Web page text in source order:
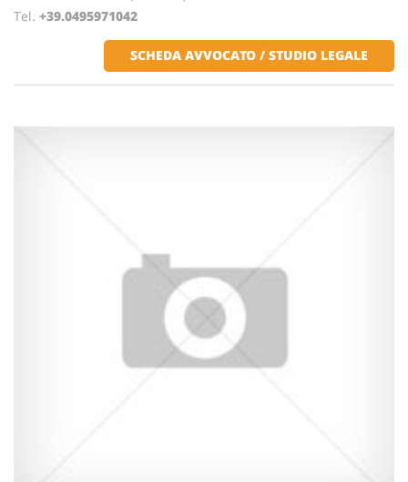
Tel. +39.0495971042
SCHEDA AVVOCATO / STUDIO LEGALE